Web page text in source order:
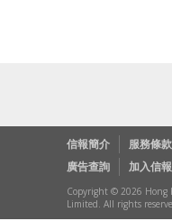
信報簡介 服務條款
廣告查詢
加入信報
Copyright © 2026 Hong
Limited. All rights